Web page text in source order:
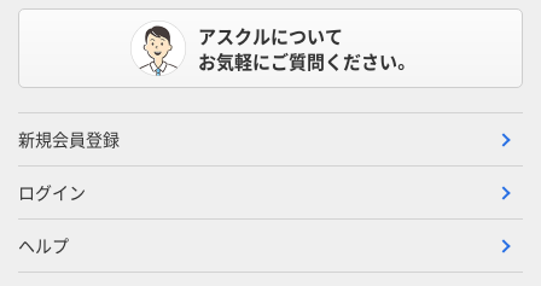
アスクルについて
お気軽にご質問ください。
新規会員登録
ログイン
ヘルプ